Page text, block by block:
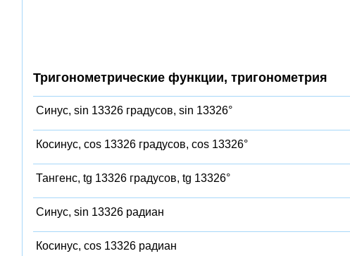
Тригонометрические функции, тригонометрия
Синус, sin 13326 градусов, sin 13326°
Косинус, cos 13326 градусов, cos 13326°
Тангенс, tg 13326 градусов, tg 13326°
Синус, sin 13326 радиан
Косинус, cos 13326 радиан